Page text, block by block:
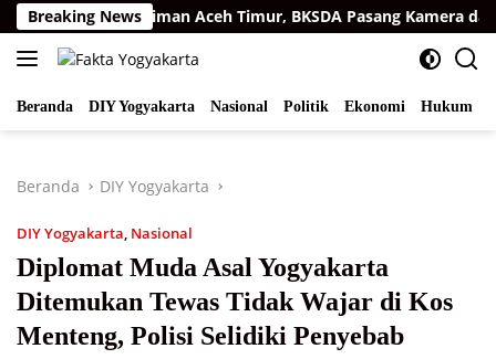
Langsung
ke
konten
Breaking News
di Permukiman Aceh Timur, BKSDA Pasang Kamera dan
Beranda DIY Yogyakarta Nasional Politik Ekonomi Hukum
Beranda DIY Yogyakarta
DIY Yogyakarta, Nasional
Diplomat Muda Asal Yogyakarta
Ditemukan Tewas Tidak Wajar di Kos
Menteng, Polisi Selidiki Penyebab